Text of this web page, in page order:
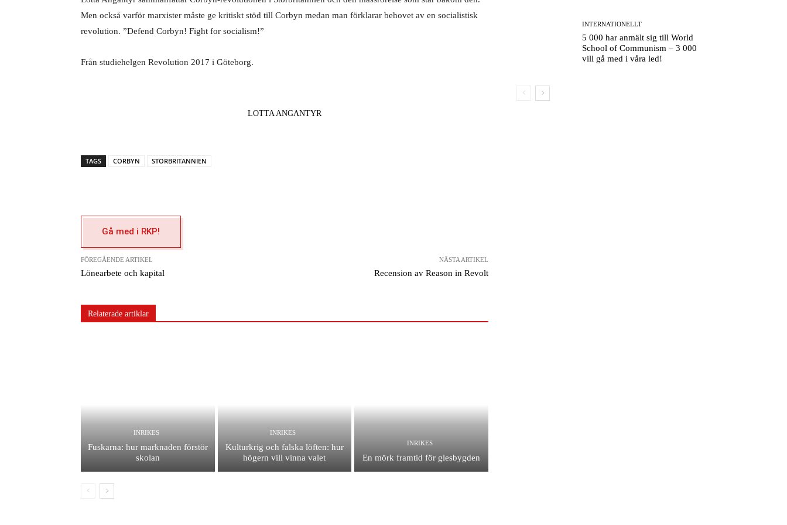
Men också varför marxister måste ge kritiskt stöd till Corbyn medan man förklarar behovet av en socialistisk
revolution. ”Defend Corbyn! Fight for socialism!”
Från studiehelgen Revolution 2017 i Göteborg.
LOTTA ANGANTYR
TAGS CORBYN STORBRITANNIEN
Gå med i RKP!
FÖREGÅENDE ARTIKEL
Lönearbete och kapital
NÄSTA ARTIKEL
Recension av Reason in Revolt
Relaterade artiklar
INRIKES
Fuskarna: hur marknaden förstör
skolan
INRIKES
Kulturkrig och falska löften: hur
högern vill vinna valet
INRIKES
En mörk framtid för glesbygden
INTERNATIONELLT
5 000 har anmält sig till World
School of Communism – 3 000
vill gå med i våra led!